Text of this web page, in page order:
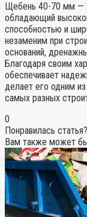
Щебень 40-70 мм —
обладающий
способностью и
незаменим при
оснований,
Благодаря своим
обеспечивает
делает его одним
самых разных
0
Понравилась
Вам также может